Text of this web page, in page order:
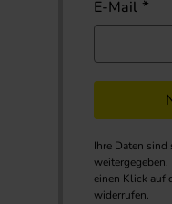
E-Mail
Ihre Daten
einen Klick auf
widerrufen.